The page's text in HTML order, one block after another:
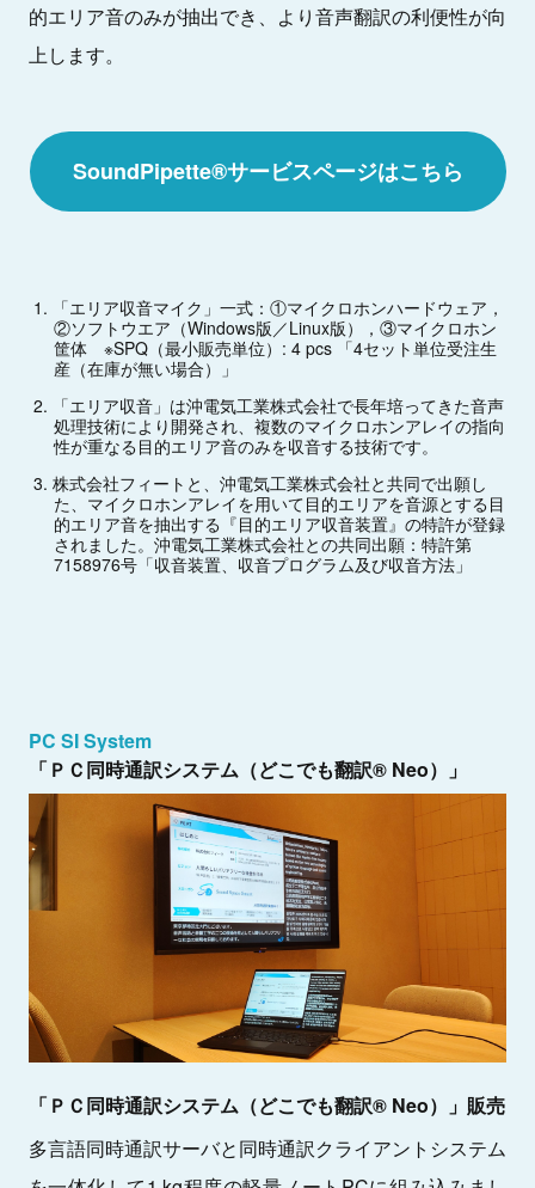
的エリア音のみが抽出でき、より音声翻訳の利便性が向
上します。
SoundPipette®サービスページはこちら
「エリア収音マイク」一式：①マイクロホンハードウェア，
②ソフトウエア（Windows版／Linux版），③マイクロホン
筐体 ※SPQ（最小販売単位）: 4 pcs 「4セット単位受注生
産（在庫が無い場合）」
「エリア収音」は沖電気工業株式会社で長年培ってきた音声
処理技術により開発され、複数のマイクロホンアレイの指向
性が重なる目的エリア音のみを収音する技術です。
株式会社フィートと、沖電気工業株式会社と共同で出願し
た、マイクロホンアレイを用いて目的エリアを音源とする目
的エリア音を抽出する『目的エリア収音装置』の特許が登録
されました。沖電気工業株式会社との共同出願：特許第
7158976号「収音装置、収音プログラム及び収音方法」
PC SI System
「ＰＣ同時通訳システム（どこでも翻訳® Neo）」
「ＰＣ同時通訳システム（どこでも翻訳® Neo）」販売
多言語同時通訳サーバと同時通訳クライアントシステム